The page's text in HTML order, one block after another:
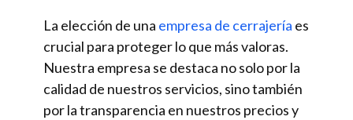
La elección de una empresa de cerrajería es
crucial para proteger lo que más valoras.
Nuestra empresa se destaca no solo por la
calidad de nuestros servicios, sino también
por la transparencia en nuestros precios y